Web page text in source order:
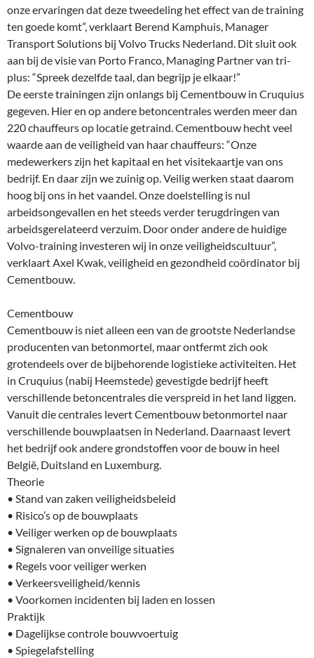
onze ervaringen dat deze tweedeling het effect van de training
ten goede komt”, verklaart Berend Kamphuis, Manager
Transport Solutions bij Volvo Trucks Nederland. Dit sluit ook
aan bij de visie van Porto Franco, Managing Partner van tri-
plus: “Spreek dezelfde taal, dan begrijp je elkaar!”
De eerste trainingen zijn onlangs bij Cementbouw in Cruquius
gegeven. Hier en op andere betoncentrales werden meer dan
220 chauffeurs op locatie getraind. Cementbouw hecht veel
waarde aan de veiligheid van haar chauffeurs: “Onze
medewerkers zijn het kapitaal en het visitekaartje van ons
bedrijf. En daar zijn we zuinig op. Veilig werken staat daarom
hoog bij ons in het vaandel. Onze doelstelling is nul
arbeidsongevallen en het steeds verder terugdringen van
arbeidsgerelateerd verzuim. Door onder andere de huidige
Volvo-training investeren wij in onze veiligheidscultuur”,
verklaart Axel Kwak, veiligheid en gezondheid coördinator bij
Cementbouw.
Cementbouw
Cementbouw is niet alleen een van de grootste Nederlandse
producenten van betonmortel, maar ontfermt zich ook
grotendeels over de bijbehorende logistieke activiteiten. Het
in Cruquius (nabij Heemstede) gevestigde bedrijf heeft
verschillende betoncentrales die verspreid in het land liggen.
Vanuit die centrales levert Cementbouw betonmortel naar
verschillende bouwplaatsen in Nederland. Daarnaast levert
het bedrijf ook andere grondstoffen voor de bouw in heel
België, Duitsland en Luxemburg.
Theorie
• Stand van zaken veiligheidsbeleid
• Risico’s op de bouwplaats
• Veiliger werken op de bouwplaats
• Signaleren van onveilige situaties
• Regels voor veiliger werken
• Verkeersveiligheid/kennis
• Voorkomen incidenten bij laden en lossen
Praktijk
• Dagelijkse controle bouwvoertuig
• Spiegelafstelling